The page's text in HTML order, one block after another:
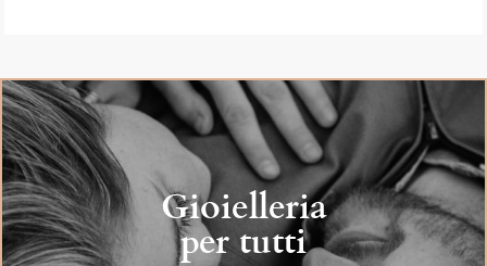
Gioielleria
per tutti